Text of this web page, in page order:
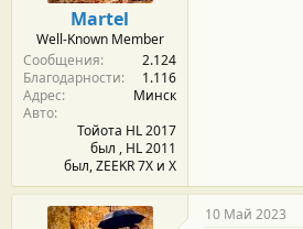
Martel
Well-Known Member
Сообщения
2.124
Благодарности
1.116
Адрес
Минск
Авто
Тойота HL 2017
был , HL 2011
был, ZEEKR 7X и Х
10 Май 2023